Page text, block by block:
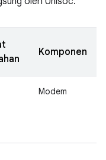
Komponen
Modem